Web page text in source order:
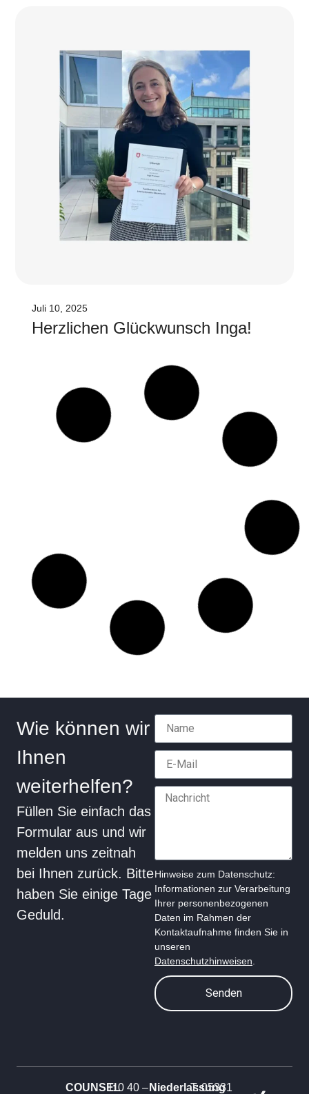
Juli 10, 2025
Herz­li­chen Glück­wunsch Inga!
Neu­er Mei­len­stein bei COUN­SEL
Treu­hand GmbH WPG | StBG